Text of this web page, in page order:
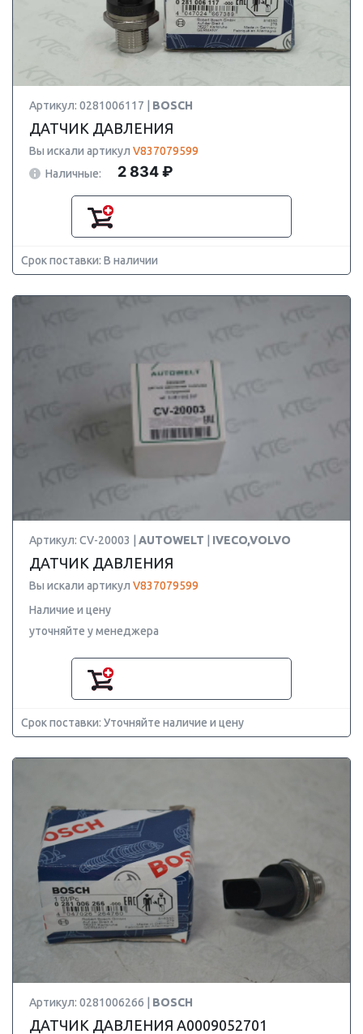
Артикул: 0281006117 | BOSCH
ДАТЧИК ДАВЛЕНИЯ
Вы искали артикул V837079599
Наличные:
2 834 ₽
Срок поставки: В наличии
Артикул: CV-20003 | AUTOWELT IVECO,VOLVO
ДАТЧИК ДАВЛЕНИЯ
Вы искали артикул V837079599
Наличие и цену
уточняйте у менеджера
Срок поставки: Уточняйте наличие и цену
Артикул: 0281006266 | BOSCH
ДАТЧИК ДАВЛЕНИЯ A0009052701